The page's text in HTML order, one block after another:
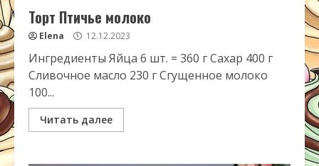
Торт Птичье молоко
Elena 12.12.2023
Ингредиенты Яйца 6 шт. = 360 г Сахар 400 г
Сливочное масло 230 г Сгущенное молоко
100...
Читать далее